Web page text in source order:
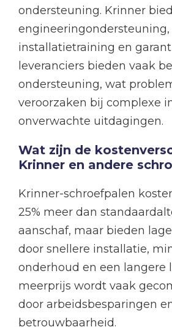
ondersteuning. Krinner
engineeringondersteuning,
installatietraining en
leveranciers bieden vaak
ondersteuning, wat
veroorzaken bij complexe
onverwachte uitdagingen.
Wat zijn de
Krinner en andere
Krinner-schroefpalen
25% meer dan
aanschaf, maar bieden
door snellere installatie,
onderhoud en een langere
meerprijs wordt vaak
door arbeidsbesparingen
betrouwbaarheid.